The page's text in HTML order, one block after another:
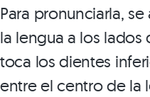
Para pronunciarla,
la lengua a los lados
toca los dientes
entre el centro de la